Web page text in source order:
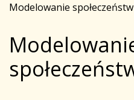
Modelowanie